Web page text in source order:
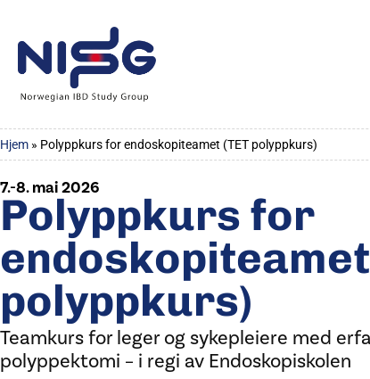
Hjem » Polyppkurs for endoskopiteamet (TET polyppkurs)
7.-8. mai 2026
Polyppkurs for
endoskopiteamet
polyppkurs)
Teamkurs for leger og sykepleiere med
polyppektomi – i regi av Endoskopiskolen